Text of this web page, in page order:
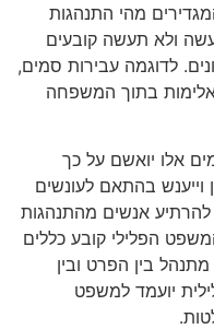
מהי התנהגות
ולא תעשה קובעים
לדוגמה עבירות סמים,
בתוך המשפחה
אלו יואשם על כך
וייענש בהתאם לעונשים
אנשים מהתנהגות
הפלילי קובע כללים
בין הפרט ובין
יועמד למשפט